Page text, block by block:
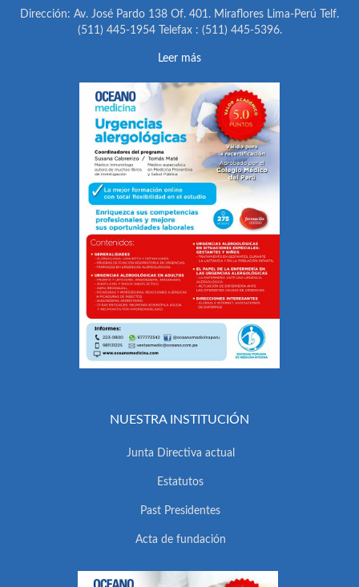
Dirección: Av. José Pardo 138 Of. 401. Miraflores Lima-Perú Telf.
(511) 445-1954 Telefax : (511) 445-5396.
Leer más
NUESTRA INSTITUCIÓN
Junta Directiva actual
Estatutos
Past Presidentes
Acta de fundación